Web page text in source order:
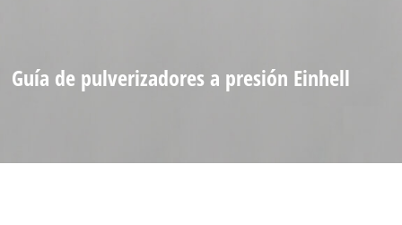
Guía de pulverizadores a presión Einhell